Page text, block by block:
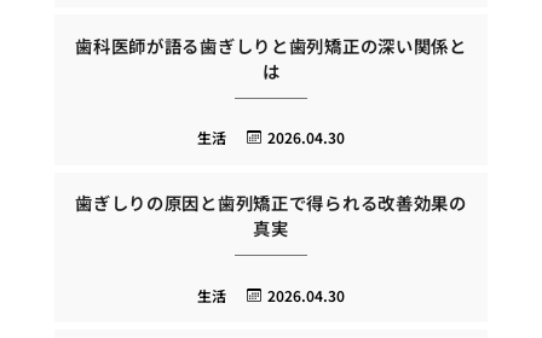
歯科医師が語る歯ぎしりと歯列矯正の深い関係と
は
2026.04.30
生活
歯ぎしりの原因と歯列矯正で得られる改善効果の
真実
2026.04.30
生活